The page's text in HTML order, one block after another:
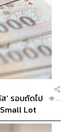
’ รอบถัดไป
Lot
...